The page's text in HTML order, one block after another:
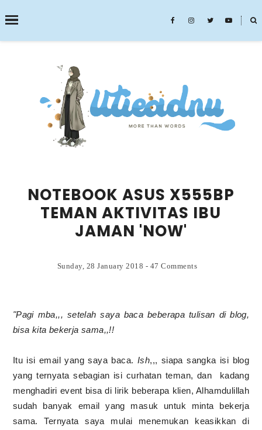
˟
SEARCH THIS BLOG
NOTEBOOK ASUS X555BP
TEMAN AKTIVITAS IBU
JAMAN 'NOW'
Sunday, 28 January 2018 - 47 Comments
"Pagi mba,,, setelah saya baca beberapa tulisan di blog,
bisa kita bekerja sama,,!!
Itu isi email yang saya baca. Ish,,, siapa sangka isi blog
yang ternyata sebagian isi curhatan teman, dan kadang
menghadiri event bisa di lirik beberapa klien, Alhamdulillah
sudah banyak email yang masuk untuk minta bekerja
sama. Ternyata saya mulai menemukan keasikkan di